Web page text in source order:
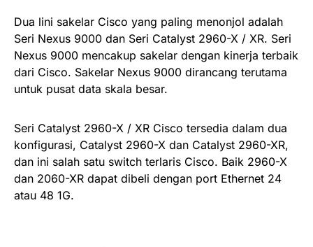
Dua lini sakelar Cisco yang paling menonjol adalah
Seri Nexus 9000 dan Seri Catalyst 2960-X / XR. Seri
Nexus 9000 mencakup sakelar dengan kinerja terbaik
dari Cisco. Sakelar Nexus 9000 dirancang terutama
untuk pusat data skala besar.
Seri Catalyst 2960-X / XR Cisco tersedia dalam dua
konfigurasi, Catalyst 2960-X dan Catalyst 2960-XR,
dan ini salah satu switch terlaris Cisco. Baik 2960-X
dan 2060-XR dapat dibeli dengan port Ethernet 24
atau 48 1G.